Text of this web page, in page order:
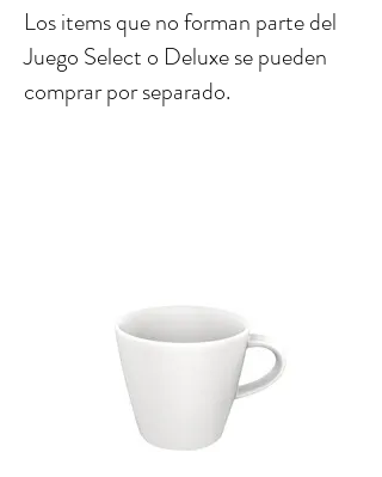
Los items que no forman parte del
Juego Select o Deluxe se pueden
comprar por separado.